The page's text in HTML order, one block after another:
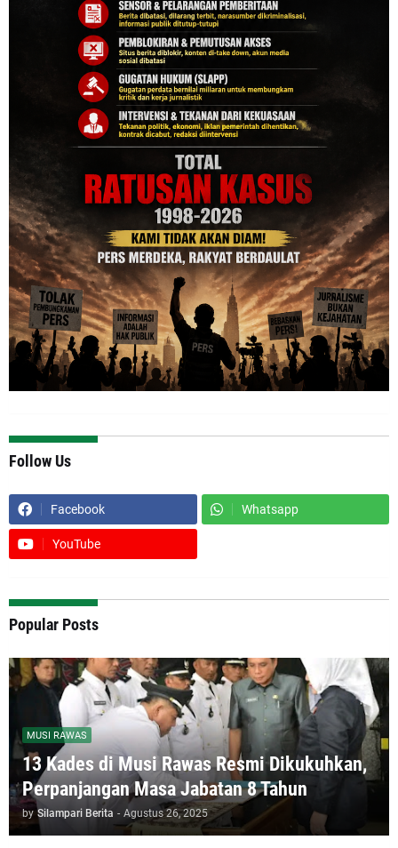
Follow Us
Facebook Whatsapp
YouTube
Popular Posts
MUSI RAWAS
13 Kades di Musi Rawas Resmi Dikukuhkan,
Perpanjangan Masa Jabatan 8 Tahun
by Silampari Berita - Agustus 26, 2025